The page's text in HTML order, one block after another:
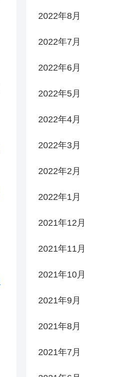
2022年8月
2022年7月
2022年6月
2022年5月
2022年4月
2022年3月
2022年2月
2022年1月
2021年12月
2021年11月
2021年10月
2021年9月
2021年8月
2021年7月